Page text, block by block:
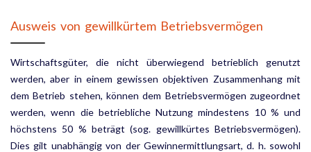
Ausweis von gewillkürtem Betriebsvermögen
Wirtschaftsgüter, die nicht überwiegend betrieblich genutzt
werden, aber in einem gewissen objektiven Zusammenhang mit
dem Betrieb stehen, können dem Betriebsvermögen zugeordnet
werden, wenn die betriebliche Nutzung mindestens 10 % und
höchstens 50 % beträgt (sog. gewillkürtes Betriebsvermögen).
Dies gilt unabhängig von der Gewinnermittlungsart, d. h. sowohl